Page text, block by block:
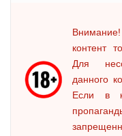
контент
Для
данного
Если в